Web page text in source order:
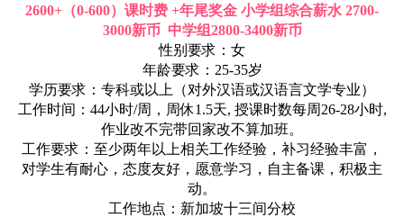
2600+（0-600）课时费 +年尾奖金 小学组综合薪水 2700-
3000新币 中学组2800-3400新币
性别要求：女
年龄要求：25-35岁
学历要求：专科或以上（对外汉语或汉语言文学专业）
工作时间：44小时/周，周休1.5天, 授课时数每周26-28小时,
作业改不完带回家改不算加班。
工作要求：至少两年以上相关工作经验，补习经验丰富，
对学生有耐心，态度友好，愿意学习，自主备课，积极主
动。
工作地点：新加坡十三间分校